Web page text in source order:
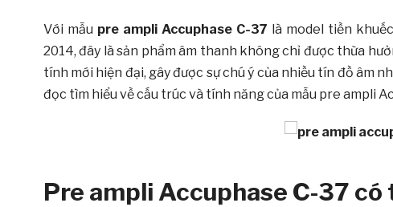
Với mẫu pre ampli Accuphase C-37 là model tiền
2014, đây là sản phẩm âm thanh không chỉ được thừa
tính mới hiện đại, gây được sự chú ý của nhiều tín đồ âm
đọc tìm hiểu về cấu trúc và tính năng của mẫu pre ampli
Pre ampli Accuphase C-37